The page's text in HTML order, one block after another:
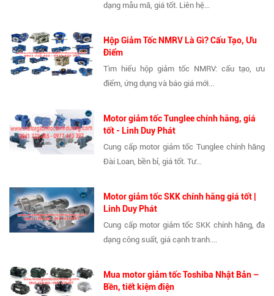
dạng mẫu mã, giá tốt. Liên hệ...
Hộp Giảm Tốc NMRV Là Gì? Cấu Tạo, Ưu
Điểm
Tìm hiểu hộp giảm tốc NMRV: cấu tạo, ưu
điểm, ứng dụng và báo giá mới...
Motor giảm tốc Tunglee chính hãng, giá
tốt - Linh Duy Phát
Cung cấp motor giảm tốc Tunglee chính hãng
Đài Loan, bền bỉ, giá tốt. Tư...
Motor giảm tốc SKK chính hãng giá tốt |
Linh Duy Phát
Cung cấp motor giảm tốc SKK chính hãng, đa
dạng công suất, giá cạnh tranh....
Mua motor giảm tốc Toshiba Nhật Bản –
Bền, tiết kiệm điện